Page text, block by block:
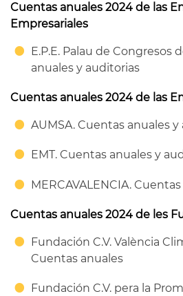
Cuentas anuales 2024 de las
Empresariales
E.P.E. Palau de Congresos
anuales y auditorias
Cuentas anuales 2024 de las
AUMSA. Cuentas anuales
EMT. Cuentas anuales y
MERCAVALENCIA.
Cuentas anuales 2024 de les
Fundación C.V. València
Cuentas anuales
Fundación C.V. pera la